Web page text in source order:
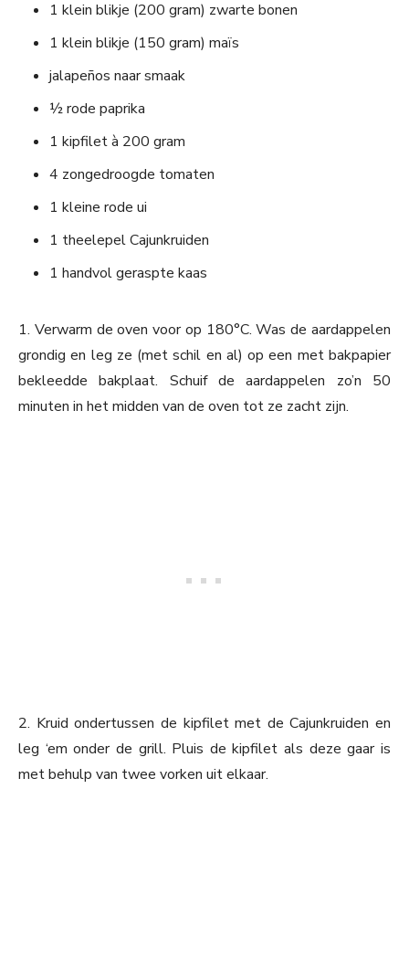
1 klein blikje (200 gram) zwarte bonen
1 klein blikje (150 gram) maïs
jalapeños naar smaak
½ rode paprika
1 kipfilet à 200 gram
4 zongedroogde tomaten
1 kleine rode ui
1 theelepel Cajunkruiden
1 handvol geraspte kaas
1. Verwarm de oven voor op 180°C. Was de aardappelen
grondig en leg ze (met schil en al) op een met bakpapier
bekleedde bakplaat. Schuif de aardappelen zo’n 50
minuten in het midden van de oven tot ze zacht zijn.
2. Kruid ondertussen de kipfilet met de Cajunkruiden en
leg ‘em onder de grill. Pluis de kipfilet als deze gaar is
met behulp van twee vorken uit elkaar.